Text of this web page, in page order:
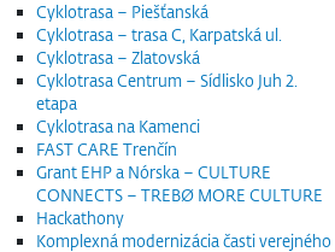
Cyklotrasa – Piešťanská
Cyklotrasa – trasa C, Karpatská ul.
Cyklotrasa – Zlatovská
Cyklotrasa Centrum – Sídlisko Juh 2.
etapa
Cyklotrasa na Kamenci
FAST CARE Trenčín
Grant EHP a Nórska – CULTURE
CONNECTS – TREBØ MORE CULTURE
Hackathony
Komplexná modernizácia časti verejného